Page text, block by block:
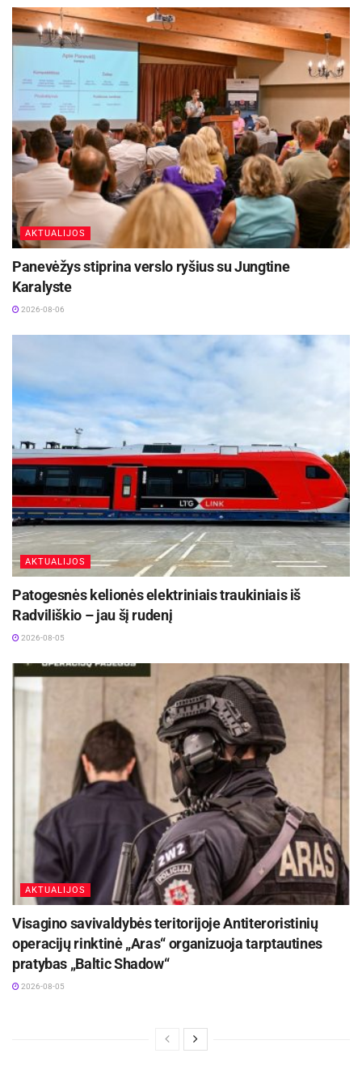
AKTUALIJOS
Panevėžys stiprina verslo ryšius su Jungtine
Karalyste
2026-08-06
AKTUALIJOS
Patogesnės kelionės elektriniais traukiniais iš
Radviliškio – jau šį rudenį
2026-08-05
AKTUALIJOS
Visagino savivaldybės teritorijoje Antiteroristinių
operacijų rinktinė „Aras“ organizuoja tarptautines
pratybas „Baltic Shadow“
2026-08-05